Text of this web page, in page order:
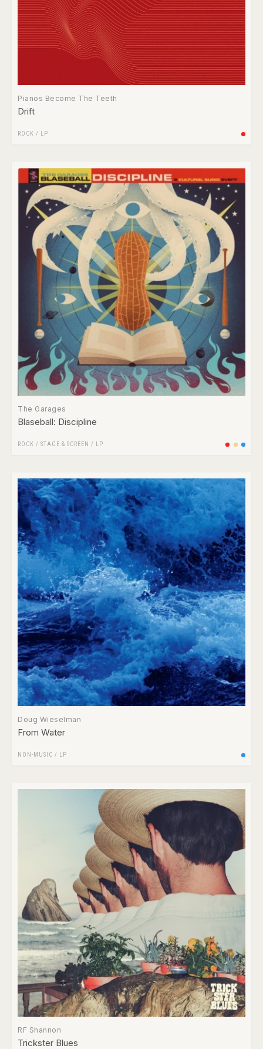
Pianos Become The Teeth
Drift
ROCK / LP
The Garages
Blaseball: Discipline
ROCK / STAGE & SCREEN / LP
Doug Wieselman
From Water
NON-MUSIC / LP
RF Shannon
Trickster Blues